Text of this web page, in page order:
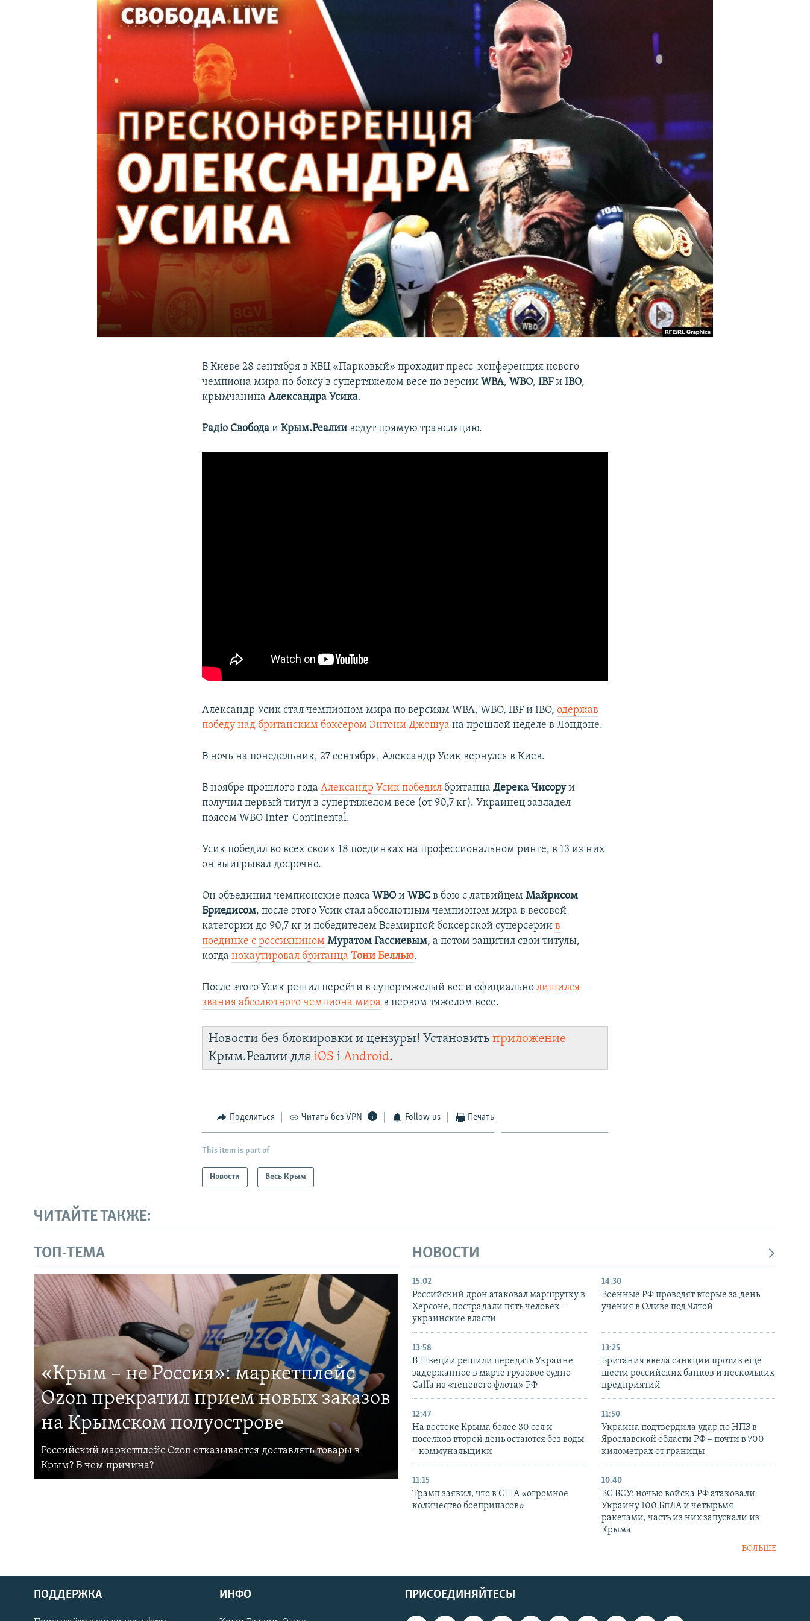
УКРАИНСКАЯ ПРОБЛЕМА КРЫМА
В Киеве 28 сентября в КВЦ «Парковый» проходит пресс-конференция нового
чемпиона мира по боксу в супертяжелом весе по версииWBA,WBO,IBFиIBO,
крымчанинаАлександра Усика.
Радіо Свободаи Крым.Реалии ведут прямую трансляцию.
Александр Усик стал чемпионом мира по версиям WBA, WBO, IBF и IBO,одержав
победу над британским боксером Энтони Джошуа на прошлой неделе в Лондоне.
В ночь на понедельник, 27 сентября, Александр Усик вернулся в Киев.
В ноябре прошлого годаАлександр Усик победил британцаДерека Чисоруи
получил первый титул в супертяжелом весе (от 90,7 кг). Украинец завладел
поясом WBO Inter-Continental.
Усик победил во всех своих 18 поединках на профессиональном ринге, в 13 из них
он выигрывал досрочно.
Он объединил чемпионские поясаWBOиWBC в бою с латвийцемМайрисом
Бриедисом, после этого Усик стал абсолютным чемпионом мира в весовой
категории до 90,7 кг и победителем Всемирной боксерской суперсериив
поединке с россиянином Муратом Гассиевым, а потом защитил свои титулы,
когданокаутировал британцаТони Беллью.​
После этого Усик решил перейти в супертяжелый вес и официальнолишился
звания абсолютного чемпиона мира в первом тяжелом весе.
Новости без блокировки и цензуры! Установитьприложение
Крым.Реалии дляiOS іAndroid.
Поделиться Читать без VPN Follow us Печать
This item is part of
Новости Весь Крым
ЧИТАЙТЕ ТАКЖЕ:
ТОП-ТЕМА
«Крым – не Россия»: маркетплейс
Ozon прекратил прием новых заказов
на Крымском полуострове
Российский маркетплейс Ozon отказывается доставлять товары в
Крым? В чем причина?
НОВОСТИ
15:02
Российский дрон атаковал маршрутку в
Херсоне, пострадали пять человек –
украинские власти
14:30
Военные РФ проводят вторые за день
учения в Оливе под Ялтой
13:58
В Швеции решили передать Украине
задержанное в марте грузовое судно
Caffa из «теневого флота» РФ
13:25
Британия ввела санкции против еще
шести российских банков и нескольких
предприятий
12:47
На востоке Крыма более 30 сел и
поселков второй день остаются без воды
– коммунальщики
11:50
Украина подтвердила удар по НПЗ в
Ярославской области РФ – почти в 700
километрах от границы
11:15
Трамп заявил, что в США «огромное
количество боеприпасов»
10:40
ВС ВСУ: ночью войска РФ атаковали
Украину 100 БпЛА и четырьмя
ракетами, часть из них запускали из
Крыма
БОЛЬШЕ
ПРИСОЕДИНЯЙТЕСЬ!
ПОДДЕРЖКА ИНФО